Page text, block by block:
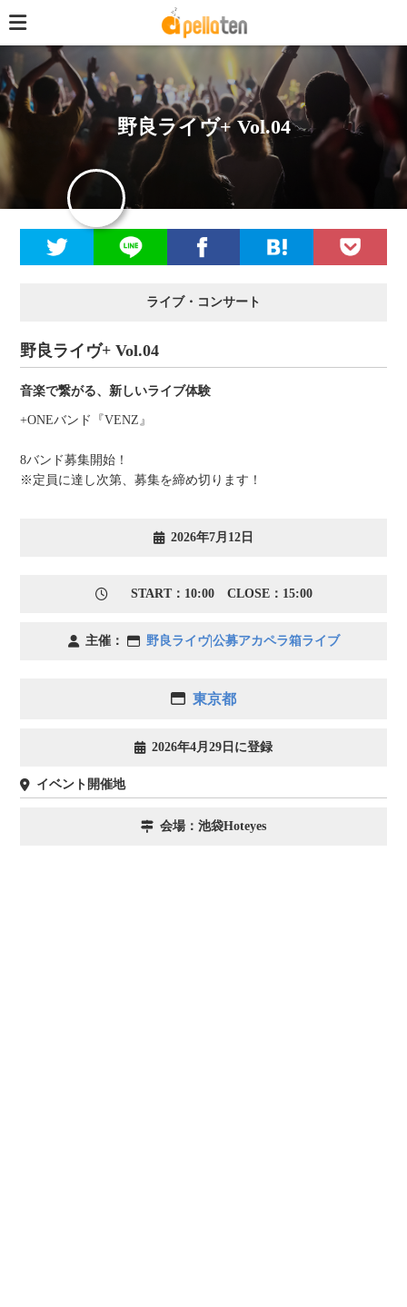
野良ライヴ+ Vol.04
ライブ・コンサート
野良ライヴ+ Vol.04
音楽で繋がる、新しいライブ体験
+ONEバンド『VENZ』
8バンド募集開始！
※定員に達し次第、募集を締め切ります！
2026年7月12日
START：10:00 CLOSE：15:00
主催： 野良ライヴ|公募アカペラ箱ライブ
東京都
2026年4月29日に登録
イベント開催地
会場：池袋Hoteyes